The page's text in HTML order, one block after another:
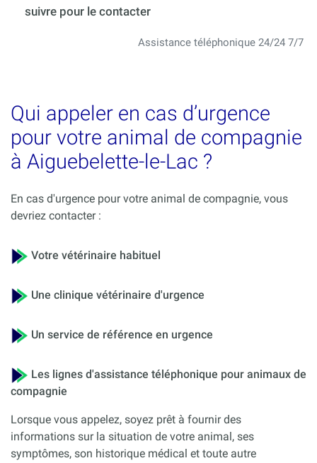
suivre pour le contacter
Assistance téléphonique 24/24 7/7
Qui appeler en cas d’urgence
pour votre animal de compagnie
à Aiguebelette-le-Lac ?
En cas d'urgence pour votre animal de compagnie, vous
devriez contacter :
Votre vétérinaire habituel
Une clinique vétérinaire d'urgence
Un service de référence en urgence
Les lignes d'assistance téléphonique pour animaux de
compagnie
Lorsque vous appelez, soyez prêt à fournir des
informations sur la situation de votre animal, ses
symptômes, son historique médical et toute autre